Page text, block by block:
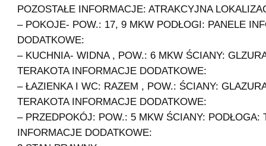
POZOSTAŁE INFORMACJE: ATRAKCYJNA
– POKOJE- POW.: 17, 9 MKW PODŁOGI: PANELE
DODATKOWE:
– KUCHNIA- WIDNA , POW.: 6 MKW ŚCIANY:
TERAKOTA INFORMACJE DODATKOWE:
– ŁAZIENKA I WC: RAZEM , POW.: ŚCIANY:
TERAKOTA INFORMACJE DODATKOWE:
– PRZEDPOKÓJ: POW.: 5 MKW ŚCIANY: PODŁOGA:
INFORMACJE DODATKOWE: